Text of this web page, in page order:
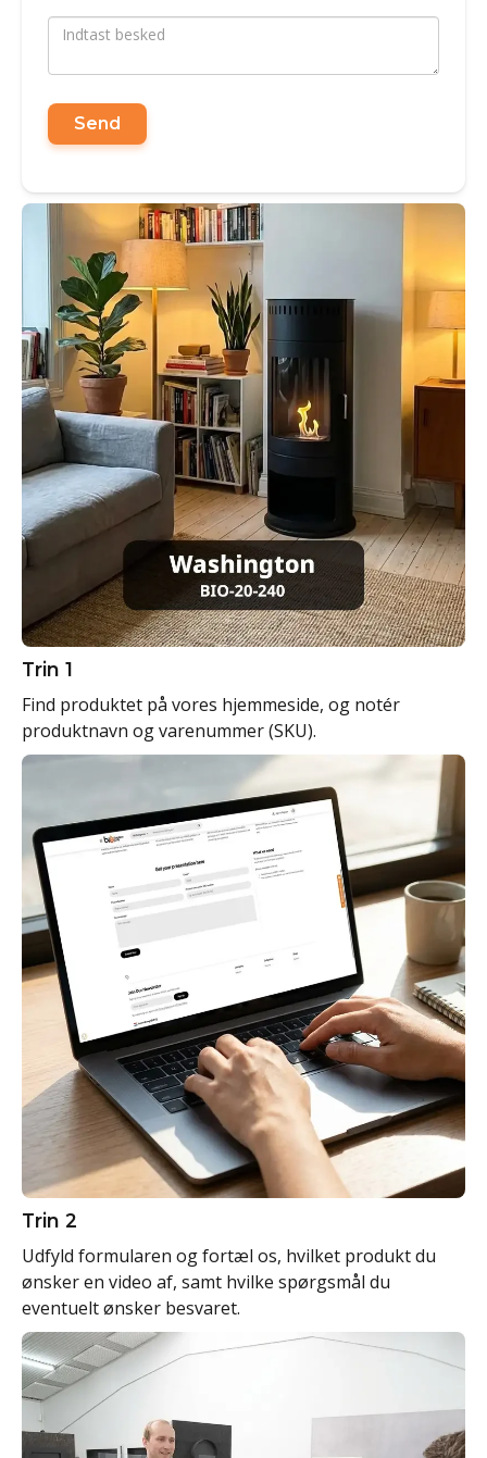
Send
Trin 1
Find produktet på vores hjemmeside, og notér
produktnavn og varenummer (SKU).
Trin 2
Udfyld formularen og fortæl os, hvilket produkt du
ønsker en video af, samt hvilke spørgsmål du
eventuelt ønsker besvaret.